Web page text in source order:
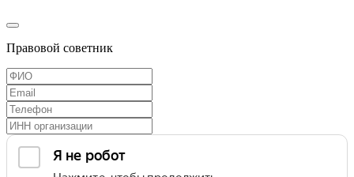
Правовой советник